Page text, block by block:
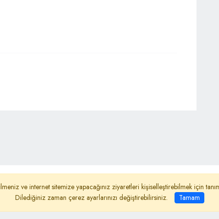
Metni Reklam
Haber Gönder
ve internet sitemize yapacağınız ziyaretleri kişiselleştirebilmek için
Dilediğiniz zaman çerez ayarlarınızı değiştirebilirsiniz.
Tamam